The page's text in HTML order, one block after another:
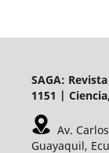
SAGA:
1151 |
Av.
Guayaquil,